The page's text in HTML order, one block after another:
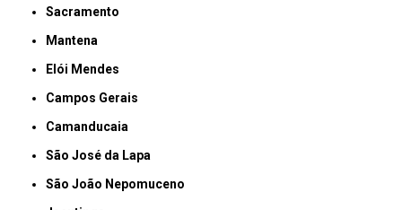
Sacramento
Mantena
Elói Mendes
Campos Gerais
Camanducaia
São José da Lapa
São João Nepomuceno